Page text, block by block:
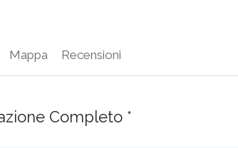
Mappa Recensioni
Completo *